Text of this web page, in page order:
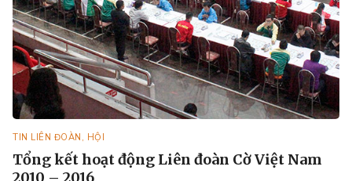
TIN LIÊN ĐOÀN, HỘI
Tổng kết hoạt động Liên đoàn Cờ Việt Nam